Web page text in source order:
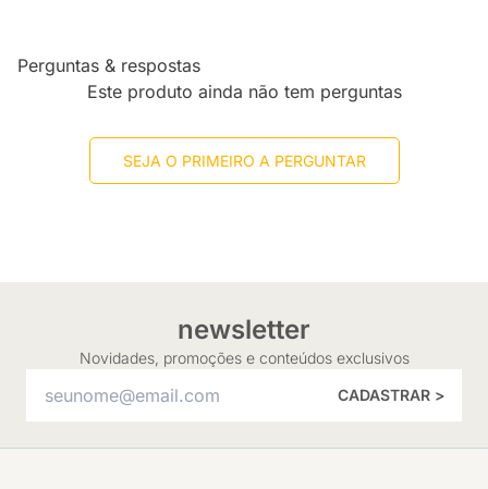
Perguntas & respostas
Este produto ainda não tem perguntas
SEJA O PRIMEIRO A PERGUNTAR
newsletter
Novidades, promoções e conteúdos exclusivos
CADASTRAR >